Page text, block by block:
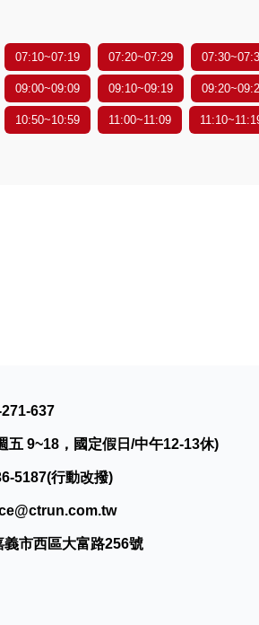
07:10~07:19 07:20~07:29
09:00~09:09 09:10~09:19
10:50~10:59 11:00~11:09
637
五 9~18，國定假日/中午12-13休)
5187(行動改撥)
義市西區大富路256號